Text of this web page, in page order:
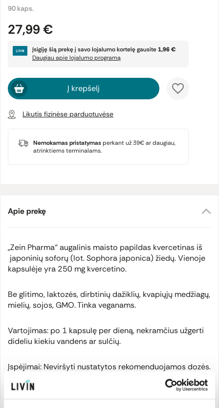
90 kaps.
27,99 €
Įsigiję šią prekę į savo lojalumo kortelę gausite1,96 €
Daugiau apie lojalumo programą
Į krepšelį
Likutis fizinėse parduotuvėse
Nemokamas pristatymasperkant už 39€ ar daugiau,
atrinktiems terminalams.
Apie prekę
„Zein Pharma“ augalinis maisto papildas kvercetinas iš
japoninių soforų (lot.Sophora japonica) žiedų. Vienoje
kapsulėje yra 250 mg kvercetino.
Be glitimo, laktozės, dirbtinių dažiklių, kvapiųjų medžiagų,
mielių, sojos, GMO. Tinka veganams.
Vartojimas: po 1 kapsulę per dieną, nekramčius užgerti
dideliu kiekiu vandens ar sulčių.
Įspėjimai: Neviršyti nustatytos rekomenduojamos dozės.
Maisto papildas neturėtų būti vartojamas kaip maisto
pakaitalas. Laikyti vaikams nepasiekiamoje vietoje.